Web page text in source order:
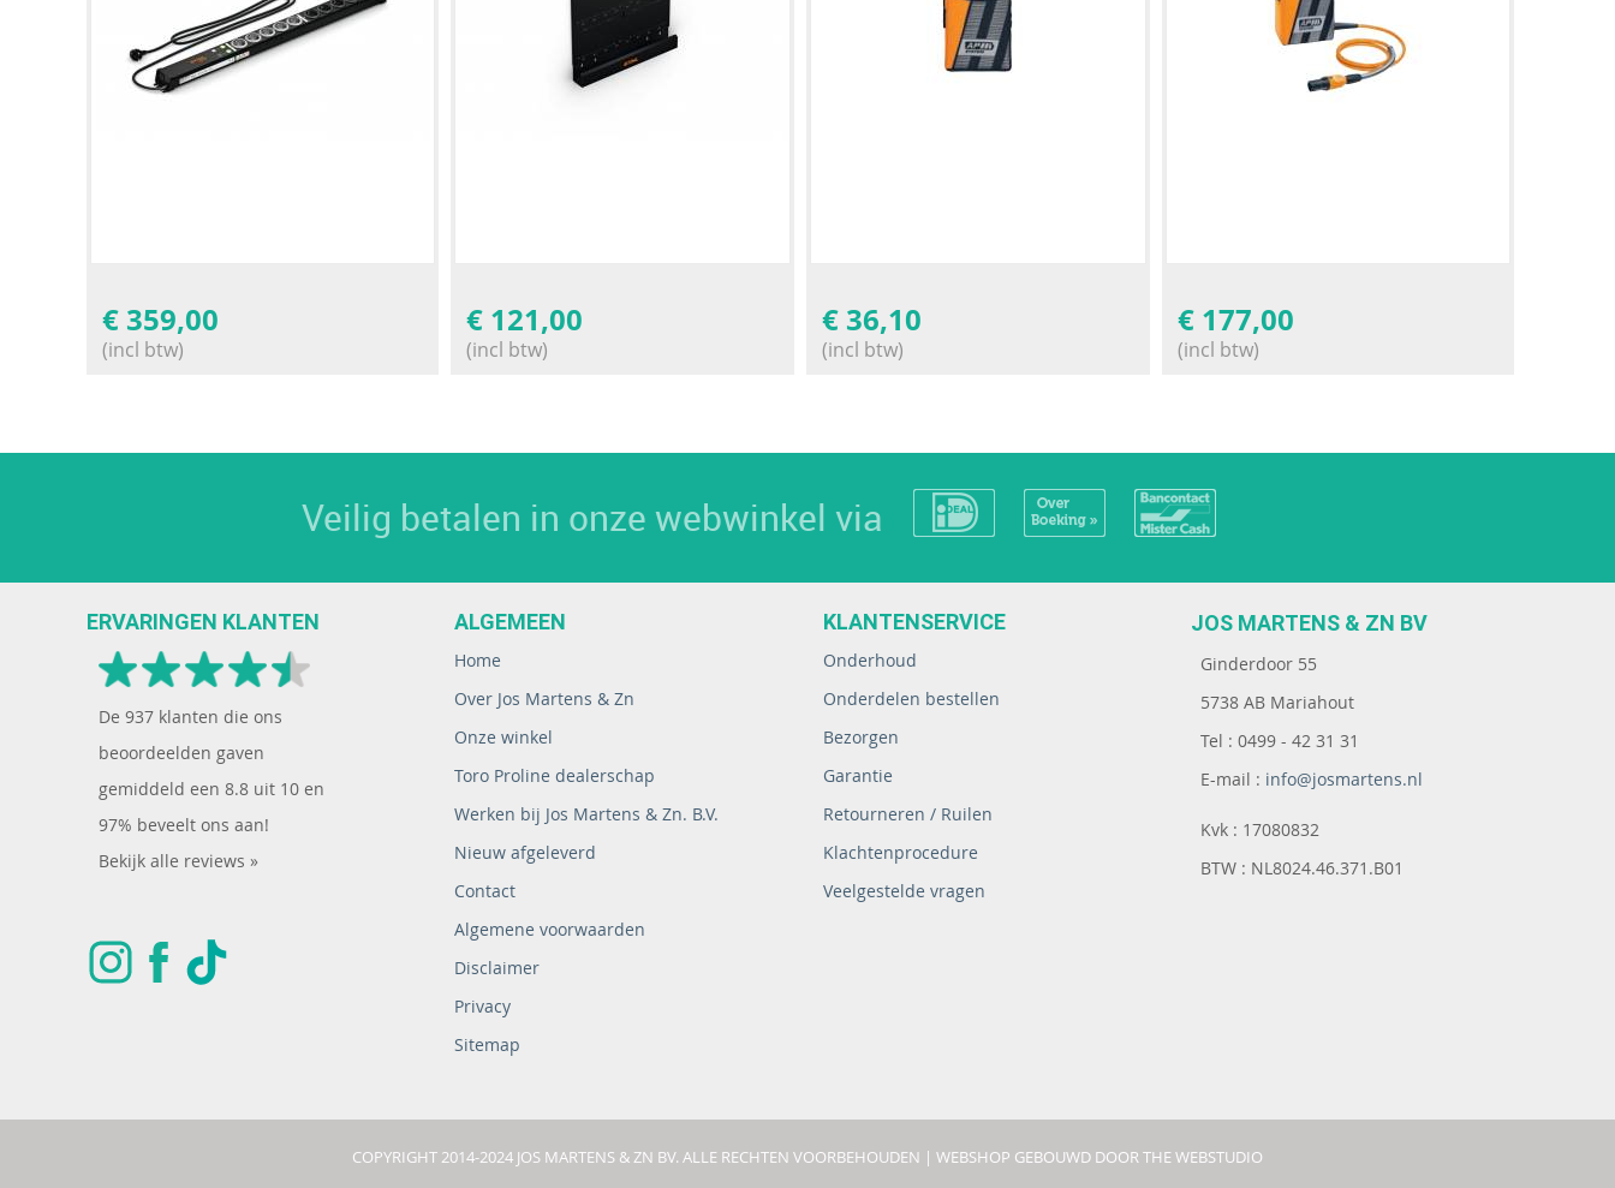
€ 359,00
(incl btw)
€ 121,00
(incl btw)
€ 36,10
(incl btw)
€ 177,00
(incl btw)
Veilig betalen in onze webwinkel via
ERVARINGEN KLANTEN
De 937 klanten die ons
beoordeelden gaven
gemiddeld een 8.8 uit 10 en
97% beveelt ons aan!
Bekijk alle reviews »
ALGEMEEN
Home
Over Jos Martens & Zn
Onze winkel
Toro Proline dealerschap
Werken bij Jos Martens & Zn. B.V.
Nieuw afgeleverd
Contact
Algemene voorwaarden
Disclaimer
Privacy
Sitemap
KLANTENSERVICE
Onderhoud
Onderdelen bestellen
Bezorgen
Garantie
Retourneren / Ruilen
Klachtenprocedure
Veelgestelde vragen
JOS MARTENS & ZN BV
Ginderdoor 55
5738 AB Mariahout
Tel : 0499 - 42 31 31
E-mail : info@josmartens.nl
Kvk : 17080832
BTW : NL8024.46.371.B01
COPYRIGHT 2014-2024 JOS MARTENS & ZN BV. ALLE RECHTEN VOORBEHOUDEN | WEBSHOP GEBOUWD DOOR THE WEBSTUDIO